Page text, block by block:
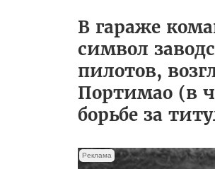
В гараже
символ
пилотов,
Портимао (в
борьбе за
Реклама